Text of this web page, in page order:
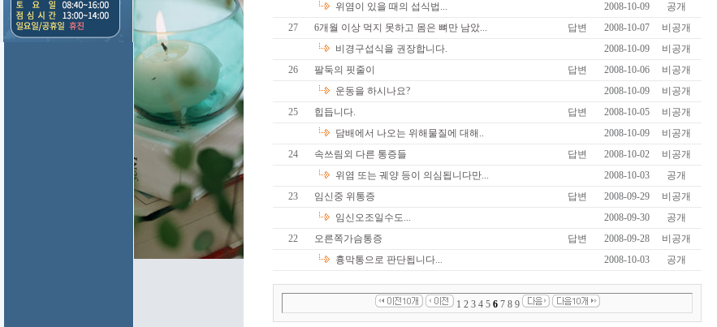
위염이 있을 때의 섭식법...
2008-10-09
공개
27
6개월 이상 먹지 못하고 몸은 뼈만 남았... 답변 2008-10-07
비공개
비경구섭식을 권장합니다.
2008-10-09
비공개
26
팔둑의 핏줄이 답변 2008-10-06
비공개
운동을 하시나요?
2008-10-09
비공개
25
힙듭니다. 답변 2008-10-05
비공개
담배에서 나오는 위해물질에 대해..
2008-10-09
비공개
24
속쓰림외 다른 통증들 답변 2008-10-02
비공개
위염 또는 궤양 등이 의심됩니다만...
2008-10-03
공개
23
임신중 위통증 답변 2008-09-29
비공개
임신오조일수도...
2008-09-30
공개
22
오른쪽가슴통증 답변 2008-09-28
비공개
흉막통으로 판단됩니다...
2008-10-03 공개
1 2 3 4 5 6 7 8 9